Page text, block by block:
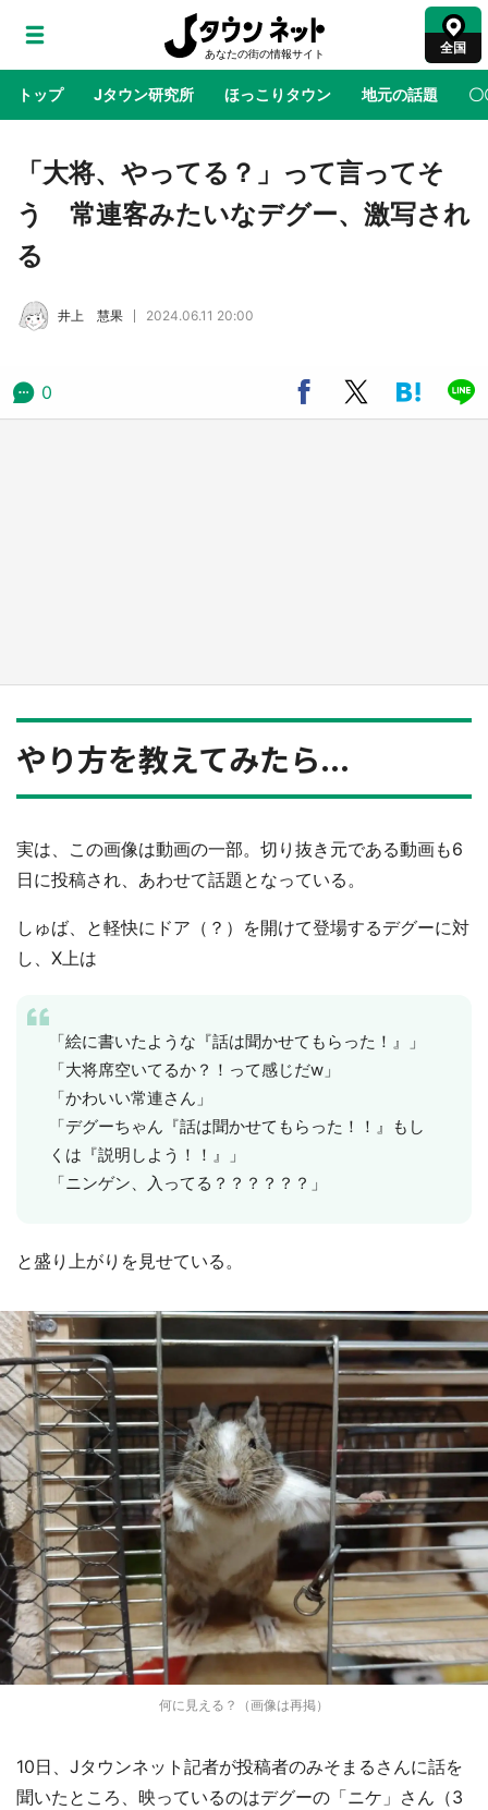
全国
トップ Jタウン研究所 ほっこりタウン 地元の話題 〇
地域×二次元 絶景 あの時はありがとう 物語がはじ
「大将、やってる？」って言ってそ
う 常連客みたいなデグー、激写され
る
井上 慧果 2024.06.11 20:00
0
やり方を教えてみたら...
実は、この画像は動画の一部。切り抜き元である動画も6
日に投稿され、あわせて話題となっている。
しゅば、と軽快にドア（？）を開けて登場するデグーに対
し、X上は
「絵に書いたような『話は聞かせてもらった！』」
「大将席空いてるか？！って感じだw」
「かわいい常連さん」
「デグーちゃん『話は聞かせてもらった！！』もし
くは『説明しよう！！』」
「ニンゲン、入ってる？？？？？？」
と盛り上がりを見せている。
何に見える？（画像は再掲）
10日、Jタウンネット記者が投稿者のみそまるさんに話を
聞いたところ、映っているのはデグーの「ニケ」さん（3